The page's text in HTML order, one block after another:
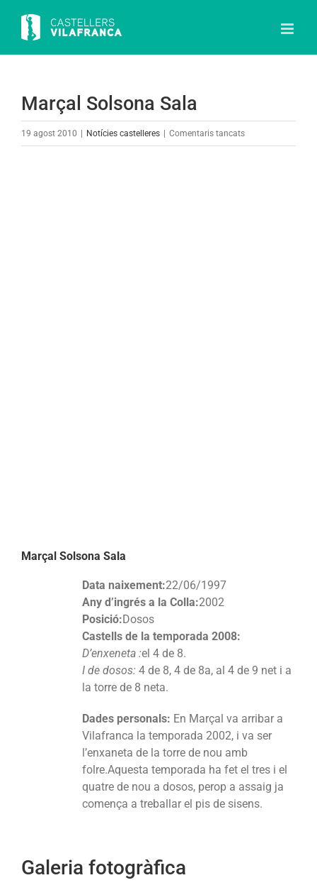
content
Marçal Solsona Sala
19 agost 2010 Notícies castelleres Comentaris tancatsa
Marçal Solsona Sala
Data naixement:22/06/1997
Any d’ingrés a la Colla:2002
Posició: Dosos
Castells de la temporada 2008:
D’enxeneta :el 4 de 8.
I de dosos: 4 de 8, 4 de 8a, al 4 de 9 net i a
la torre de 8 neta.
Dades personals: En Marçal va arribar a
Vilafranca la temporada 2002, i va ser
l’enxaneta de la torre de nou amb
folre.Aquesta temporada ha fet el tres i el
quatre de nou a dosos, perop a assaig ja
comença a treballar el pis de sisens.
Galeria fotogràfica